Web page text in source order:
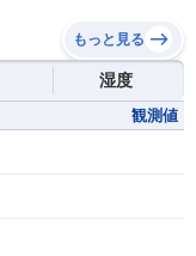
もっと見る
湿度
観測値